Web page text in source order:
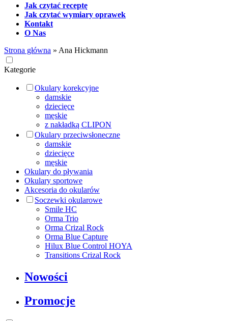
Jak czytać receptę
Jak czytać wymiary oprawek
Kontakt
O Nas
Strona główna » Ana Hickmann
Kategorie
Okulary korekcyjne
damskie
dziecięce
męskie
z nakładką CLIPON
Okulary przeciwsłoneczne
damskie
dziecięce
męskie
Okulary do pływania
Okulary sportowe
Akcesoria do okularów
Soczewki okularowe
Smile HC
Orma Trio
Orma Crizal Rock
Orma Blue Capture
Hilux Blue Control HOYA
Transitions Crizal Rock
Nowości
Promocje